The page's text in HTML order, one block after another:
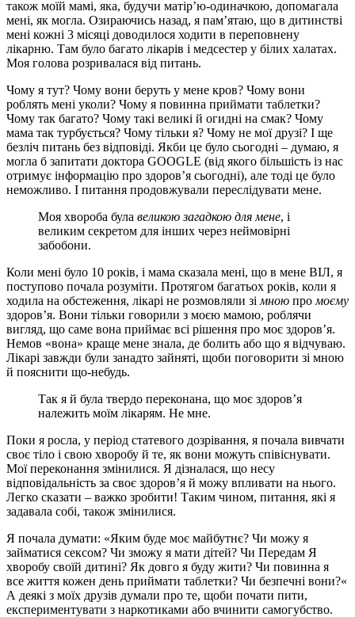
також моїй мамі, яка, будучи матір’ю-одиначкою, допомагала
мені, як могла. Озираючись назад, я пам’ятаю, що в дитинстві
мені кожні 3 місяці доводилося ходити в переповнену
лікарню. Там було багато лікарів і медсестер у білих халатах.
Моя голова розривалася від питань.
Чому я тут? Чому вони беруть у мене кров? Чому вони
роблять мені уколи? Чому я повинна приймати таблетки?
Чому так багато? Чому такі великі й огидні на смак? Чому
мама так турбується? Чому тільки я? Чому не мої друзі? І ще
безліч питань без відповіді. Якби це було сьогодні – думаю, я
могла б запитати доктора GOOGLE (від якого більшість із нас
отримує інформацію про здоров’я сьогодні), але тоді це було
неможливо. І питання продовжували переслідувати мене.
Моя хвороба була великою загадкою для мене, і
великим секретом для інших через неймовірні
забобони.
Коли мені було 10 років, і мама сказала мені, що в мене ВІЛ, я
поступово почала розуміти. Протягом багатьох років, коли я
ходила на обстеження, лікарі не розмовляли зі мною про моєму
здоров’я. Вони тільки говорили з моєю мамою, роблячи
вигляд, що саме вона приймає всі рішення про моє здоров’я.
Немов «вона» краще мене знала, де болить або що я відчуваю.
Лікарі завжди були занадто зайняті, щоби поговорити зі мною
й пояснити що-небудь.
Так я й була твердо переконана, що моє здоров’я
належить моїм лікарям. Не мне.
Поки я росла, у період статевого дозрівання, я почала вивчати
своє тіло і свою хворобу й те, як вони можуть співіснувати.
Мої переконання змінилися. Я дізналася, що несу
відповідальність за своє здоров’я й можу впливати на нього.
Легко сказати – важко зробити! Таким чином, питання, які я
задавала собі, також змінилися.
Я почала думати: «Яким буде моє майбутнє? Чи можу я
займатися сексом? Чи зможу я мати дітей? Чи Передам Я
хворобу своїй дитині? Як довго я буду жити? Чи повинна я
все життя кожен день приймати таблетки? Чи безпечні вони?«
А деякі з моїх друзів думали про те, щоби почати пити,
експериментувати з наркотиками або вчинити самогубство.